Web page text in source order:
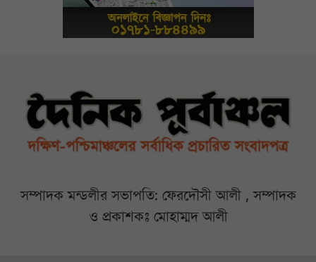
সম্পাদক মন্ডলীর সভাপতি: ফেরদৌসী আলী , সম্পাদক
ও প্রকাশকঃ মোহাম্মদ আলী